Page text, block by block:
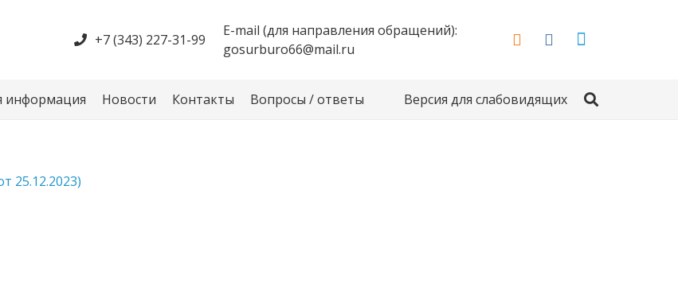
+7 (343) 227-31-99
E-mail (для направления обращений):
gosurburo66@mail.ru
информация Новости Контакты Вопросы / ответы Версия для слабовидящих
25.12.2023)